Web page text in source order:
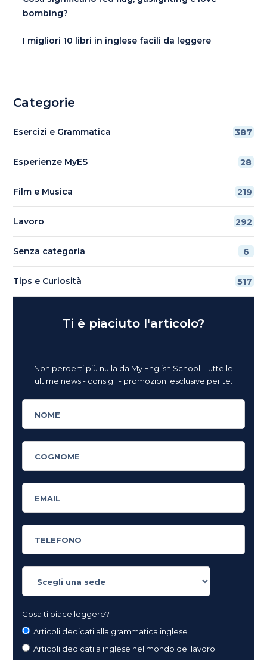
bombing?
I migliori 10 libri in inglese facili da leggere
Categorie
Esercizi e Grammatica 387
Esperienze MyES 28
Film e Musica 219
Lavoro 292
Senza categoria 6
Tips e Curiosità 517
Ti è piaciuto l'articolo?
Non perderti più nulla da My English School. Tutte le
ultime news - consigli - promozioni esclusive per te.
Cosa ti piace leggere?
Articoli dedicati alla grammatica inglese
Articoli dedicati a inglese nel mondo del lavoro